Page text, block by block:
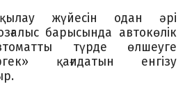
жүйесін одан әрі
барысында автокөлік
түрде өлшеуге
қағидатын енгізу